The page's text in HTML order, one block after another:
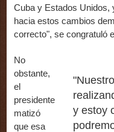
Cuba y Estados Unidos,
hacia estos cambios
correcto", se congratuló
y estoy
No
obstante,
el
presidente
matizó
que esa